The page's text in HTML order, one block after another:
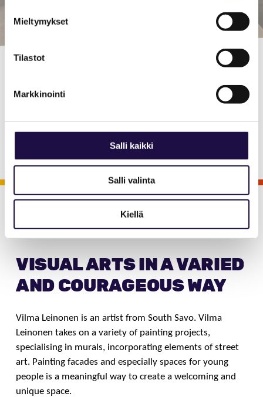
Mieltymykset
Tilastot
Markkinointi
Salli kaikki
Salli valinta
Kiellä
Vilma leinonen
way, specialising in murals
Aktiviteetit
Leinonen
VISUAL ARTS IN A VARIED
AND COURAGEOUS WAY
Vilma Leinonen is an artist from South Savo. Vilma
Leinonen takes on a variety of painting projects,
specialising in murals, incorporating elements of street
art. Painting facades and especially spaces for young
people is a meaningful way to create a welcoming and
unique space.